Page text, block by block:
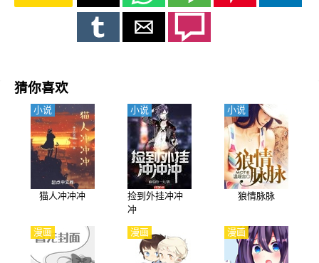
猜你喜欢
猫人冲冲冲
小说
捡到外挂冲冲
冲
小说
狼情脉脉
小说
漫画 漫画 漫画